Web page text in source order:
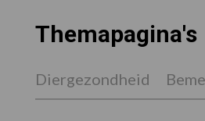
Themapagina's
Diergezondheid